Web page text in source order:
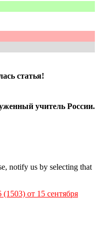
статья!
учитель России.
notify us by selecting that
от 15 сентября